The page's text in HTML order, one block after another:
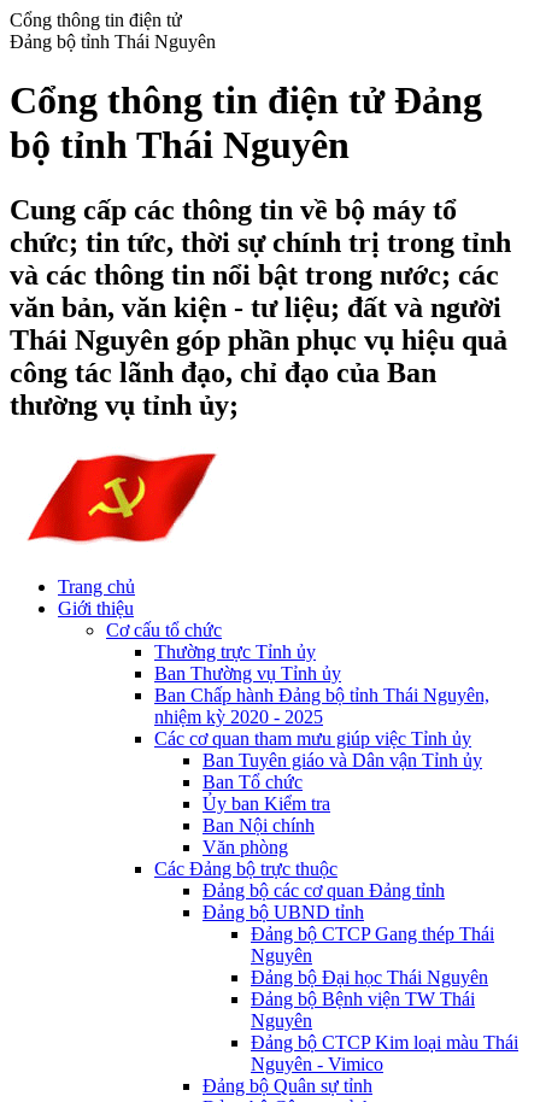
Cổng thông tin điện tử
Đảng bộ tỉnh Thái Nguyên
Cổng thông tin điện tử Đảng
bộ tỉnh Thái Nguyên
Cung cấp các thông tin về bộ máy tổ
chức; tin tức, thời sự chính trị trong tỉnh
và các thông tin nổi bật trong nước; các
văn bản, văn kiện - tư liệu; đất và người
Thái Nguyên góp phần phục vụ hiệu quả
công tác lãnh đạo, chỉ đạo của Ban
thường vụ tỉnh ủy;
Trang chủ
Giới thiệu
Cơ cấu tổ chức
Thường trực Tỉnh ủy
Ban Thường vụ Tỉnh ủy
Ban Chấp hành Đảng bộ tỉnh Thái Nguyên,
nhiệm kỳ 2020 - 2025
Các cơ quan tham mưu giúp việc Tỉnh ủy
Ban Tuyên giáo và Dân vận Tỉnh ủy
Ban Tổ chức
Ủy ban Kiểm tra
Ban Nội chính
Văn phòng
Các Đảng bộ trực thuộc
Đảng bộ các cơ quan Đảng tỉnh
Đảng bộ UBND tỉnh
Đảng bộ CTCP Gang thép Thái
Nguyên
Đảng bộ Đại học Thái Nguyên
Đảng bộ Bệnh viện TW Thái
Nguyên
Đảng bộ CTCP Kim loại màu Thái
Nguyên - Vimico
Đảng bộ Quân sự tỉnh